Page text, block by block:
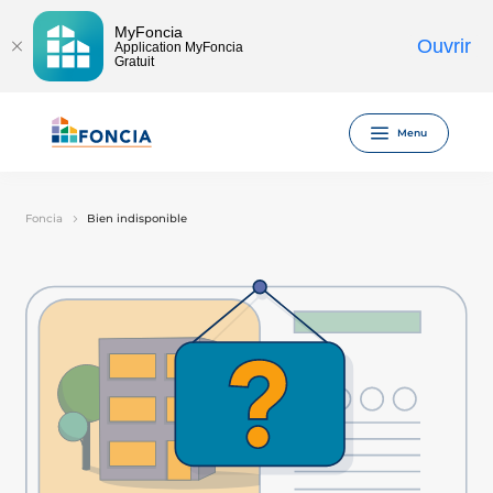
MyFoncia
Application MyFoncia
Gratuit
Ouvrir
Menu
Foncia Bien indisponible